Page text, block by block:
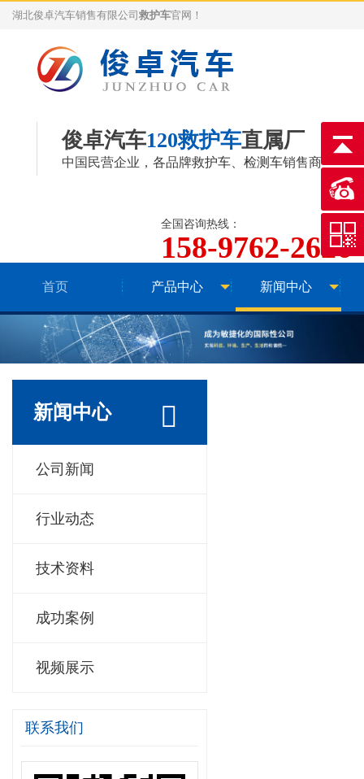
湖北俊卓汽车销售有限公司 救护车官网！
俊卓汽车120救护车直属厂
中国民营企业，各品牌救护车 检测车销售商
全国咨询热线：
158-9762-2626
首页 产品中心 新闻中心
新闻中心
公司新闻
行业动态
技术资料
成功案例
视频展示
联系我们